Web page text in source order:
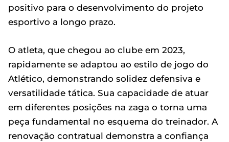
positivo para o desenvolvimento do projeto
esportivo a longo prazo.
O atleta, que chegou ao clube em 2023,
rapidamente se adaptou ao estilo de jogo do
Atlético, demonstrando solidez defensiva e
versatilidade tática. Sua capacidade de atuar
em diferentes posições na zaga o torna uma
peça fundamental no esquema do treinador. A
renovação contratual demonstra a confiança